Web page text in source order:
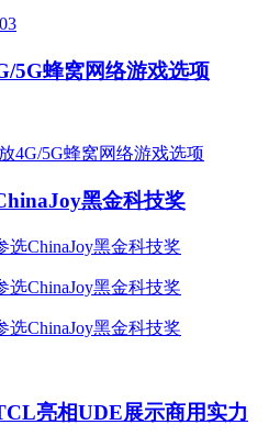
5G蜂窝网络游戏选项
黑金科技奖
亮相UDE展示商用实力